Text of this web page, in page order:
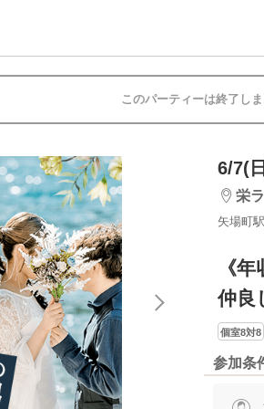
このパーティーは終了し
6/7(
栄
矢場町
《
仲良
個室8対8
参加条